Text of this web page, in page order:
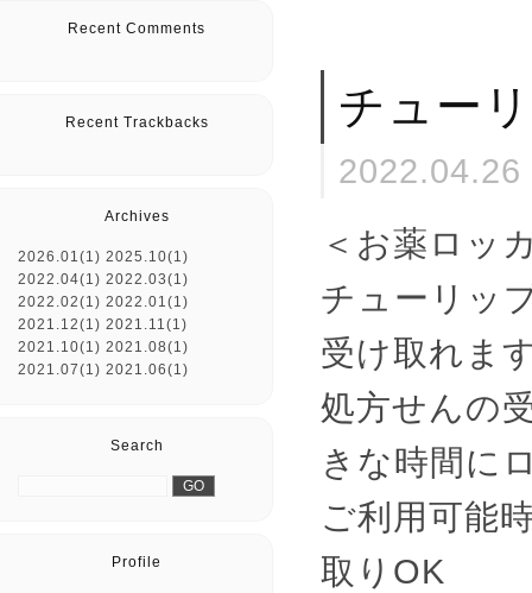
チュー
＜お薬ロッ
チューリッ
受け取れま
処方せんの
きな時間に
ご利用可能
取りOK
Recent Comments
Recent Trackbacks
Archives
2026.01(1) 2025.10(1)
2022.04(1) 2022.03(1)
2022.02(1) 2022.01(1)
2021.12(1) 2021.11(1)
2021.10(1) 2021.08(1)
2021.07(1) 2021.06(1)
Search
Profile